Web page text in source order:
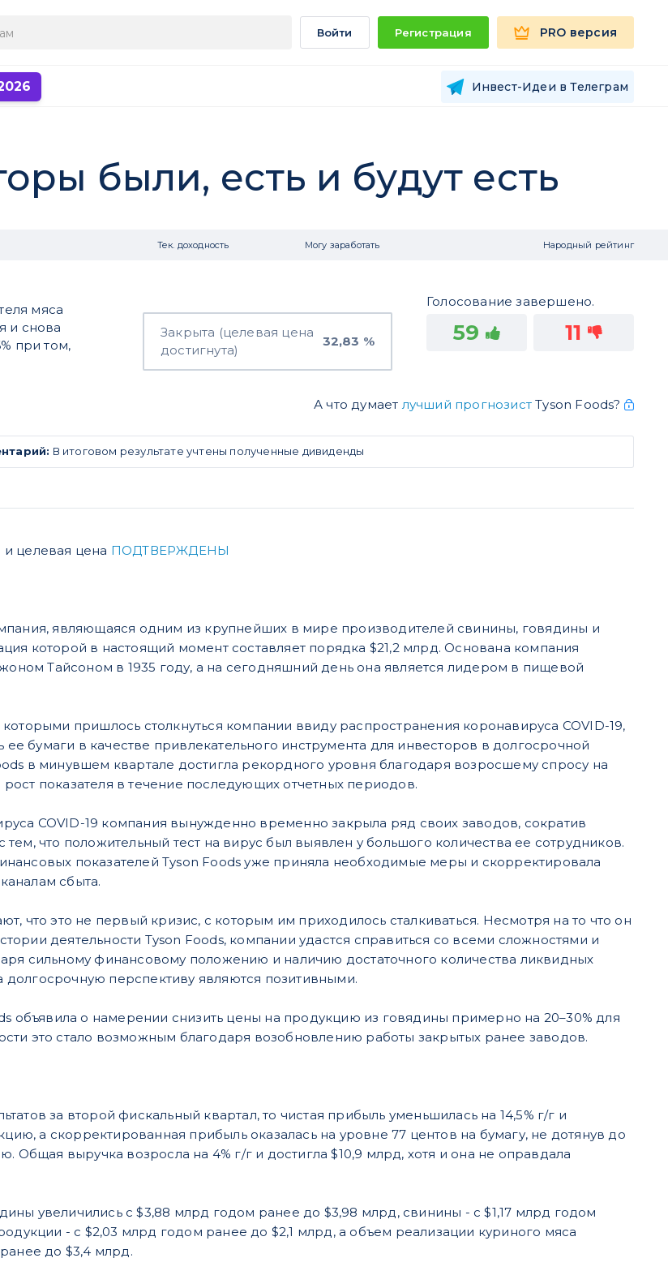
Войти Регистрация PRO версия
Инвест-Идеи в Телеграм
были, есть и будут есть
Тек. доходность Могу заработать Народный рейтинг
мяса
и снова
при том,
Закрыта (целевая цена
достигнута)
32,83 %
Голосование завершено.
59 11
А что думает лучший прогнозистTyson Foods?
В итоговом результате учтены полученные дивиденды
и целевая цена ПОДТВЕРЖДЕНЫ
являющаяся одним из крупнейших в мире производителей свинины, говядины и
которой в настоящий момент составляет порядка $21,2 млрд. Основана компания
Тайсоном в 1935 году, а на сегодняшний день она является лидером в пищевой
пришлось столкнуться компании ввиду распространения коронавируса COVID-19,
бумаги в качестве привлекательного инструмента для инвесторов в долгосрочной
в минувшем квартале достигла рекордного уровня благодаря возросшему спросу на
показателя в течение последующих отчетных периодов.
COVID-19 компания вынужденно временно закрыла ряд своих заводов, сократив
что положительный тест на вирус был выявлен у большого количества ее сотрудников.
показателей Tyson Foods уже приняла необходимые меры и скорректировала
сбыта.
что это не первый кризис, с которым им приходилось сталкиваться. Несмотря на то что он
деятельности Tyson Foods, компании удастся справиться со всеми сложностями и
сильному финансовому положению и наличию достаточного количества ликвидных
перспективу являются позитивными.
объявила о намерении снизить цены на продукцию из говядины примерно на 20–30% для
это стало возможным благодаря возобновлению работы закрытых ранее заводов.
за второй фискальный квартал, то чистая прибыль уменьшилась на 14,5% г/г и
а скорректированная прибыль оказалась на уровне 77 центов на бумагу, не дотянув до
Общая выручка возросла на 4% г/г и достигла $10,9 млрд, хотя и она не оправдала
увеличились с $3,88 млрд годом ранее до $3,98 млрд, свинины - с $1,17 млрд годом
- с $2,03 млрд годом ранее до $2,1 млрд, а объем реализации куриного мяса
до $3,4 млрд.